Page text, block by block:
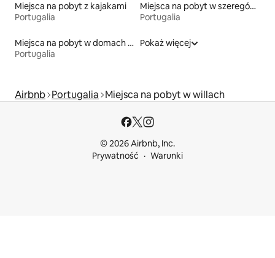
Miejsca na pobyt z kajakami
Portugalia
Miejsca na pobyt w szeregówkach
Portugalia
Miejsca na pobyt w domach wakacyjnych
Portugalia
Pokaż więcej
Airbnb Portugalia Miejsca na pobyt w willach
© 2026 Airbnb, Inc.
Prywatność
Warunki